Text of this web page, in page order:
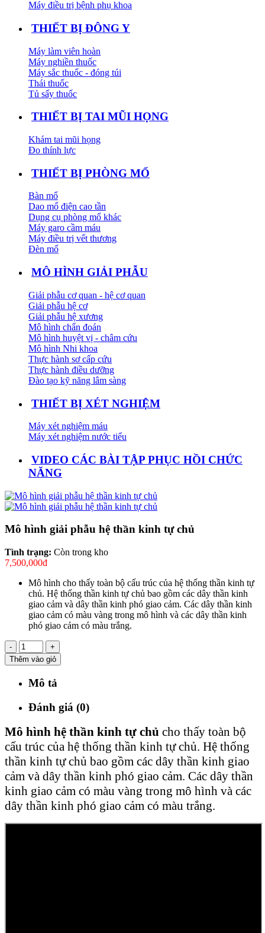
Máy điều trị bệnh phụ khoa
THIẾT BỊ ĐÔNG Y
Máy làm viên hoàn
Máy nghiền thuốc
Máy sắc thuốc - đóng túi
Thái thuốc
Tủ sấy thuốc
THIẾT BỊ TAI MŨI HỌNG
Khám tai mũi họng
Đo thính lực
THIẾT BỊ PHÒNG MỔ
Bàn mổ
Dao mổ điện cao tần
Dụng cụ phòng mổ khác
Máy garo cầm máu
Máy điều trị vết thương
Đèn mổ
MÔ HÌNH GIẢI PHẪU
Giải phẫu cơ quan - hệ cơ quan
Giải phẫu hệ cơ
Giải phẫu hệ xương
Mô hình chẩn đoán
Mô hình huyệt vị - châm cứu
Mô hình Nhi khoa
Thực hành sơ cấp cứu
Thực hành điều dưỡng
Đào tạo kỹ năng lâm sàng
THIẾT BỊ XÉT NGHIỆM
Máy xét nghiệm máu
Máy xét nghiệm nước tiểu
VIDEO CÁC BÀI TẬP PHỤC HỒI CHỨC
NĂNG
Mô hình giải phẫu hệ thần kinh tự chủ
Tình trạng: Còn trong kho
7,500,000đ
Mô hình cho thấy toàn bộ cấu trúc của hệ thống thần kinh tự
chủ. Hệ thống thần kinh tự chủ bao gồm các dây thần kinh
giao cảm và dây thần kinh phó giao cảm. Các dây thần kinh
giao cảm có màu vàng trong mô hình và các dây thần kinh
phó giao cảm có màu trắng.
-
+
Thêm vào giỏ
Mô tả
Đánh giá (0)
Mô hình hệ thần kinh tự chủ cho thấy toàn bộ
cấu trúc của hệ thống thần kinh tự chủ. Hệ thống
thần kinh tự chủ bao gồm các dây thần kinh giao
cảm và dây thần kinh phó giao cảm. Các dây thần
kinh giao cảm có màu vàng trong mô hình và các
dây thần kinh phó giao cảm có màu trắng.